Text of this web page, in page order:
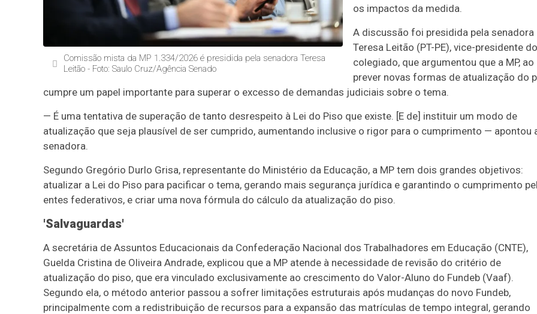
Comissão mista da MP 1.334/2026 é presidida pela senadora Teresa
Leitão - Foto: Saulo Cruz/Agência Senado
os impactos da medida.
A discussão foi presidida pela senadora
Teresa Leitão (PT-PE), vice-presidente do
colegiado, que argumentou que a MP, ao
prever novas formas de atualização do
cumpre um papel importante para superar o excesso de demandas judiciais sobre o tema.
— É uma tentativa de superação de tanto desrespeito à Lei do Piso que existe. [E de] instituir um modo de
atualização que seja plausível de ser cumprido, aumentando inclusive o rigor para o cumprimento — apontou
senadora.
Segundo Gregório Durlo Grisa, representante do Ministério da Educação, a MP tem dois grandes objetivos:
atualizar a Lei do Piso para pacificar o tema, gerando mais segurança jurídica e garantindo o cumprimento
entes federativos, e criar uma nova fórmula do cálculo da atualização do piso.
'Salvaguardas'
A secretária de Assuntos Educacionais da Confederação Nacional dos Trabalhadores em Educação (CNTE),
Guelda Cristina de Oliveira Andrade, explicou que a MP atende à necessidade de revisão do critério de
atualização do piso, que era vinculado exclusivamente ao crescimento do Valor-Aluno do Fundeb (Vaaf).
Segundo ela, o método anterior passou a sofrer limitações estruturais após mudanças do novo Fundeb,
principalmente com a redistribuição de recursos para a expansão das matrículas de tempo integral, gerando